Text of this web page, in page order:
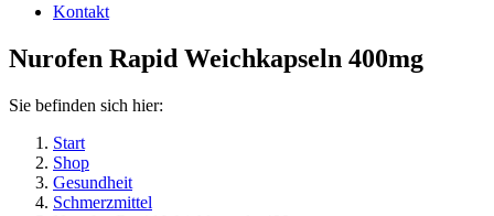
Kontakt
Nurofen Rapid Weichkapseln 400mg
Sie befinden sich hier:
Start
Shop
Gesundheit
Schmerzmittel